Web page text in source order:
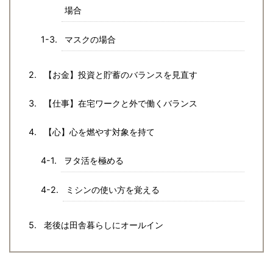
場合
マスクの場合
【お金】投資と貯蓄のバランスを見直す
【仕事】在宅ワークと外で働くバランス
【心】心を燃やす対象を持て
ヲタ活を極める
ミシンの使い方を覚える
老後は田舎暮らしにオールイン